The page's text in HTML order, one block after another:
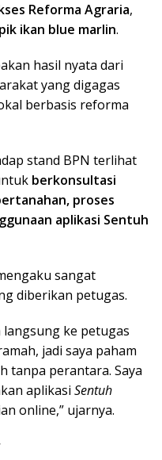
Reforma Agraria,
ikan blue marlin.
hasil nyata dari
yang digagas
berbasis reforma
stand BPN terlihat
berkonsultasi
proses
aplikasi Sentuh
sangat
diberikan petugas.
langsung ke petugas
jadi saya paham
tanpa perantara. Saya
aplikasi Sentuh
online,” ujarnya.